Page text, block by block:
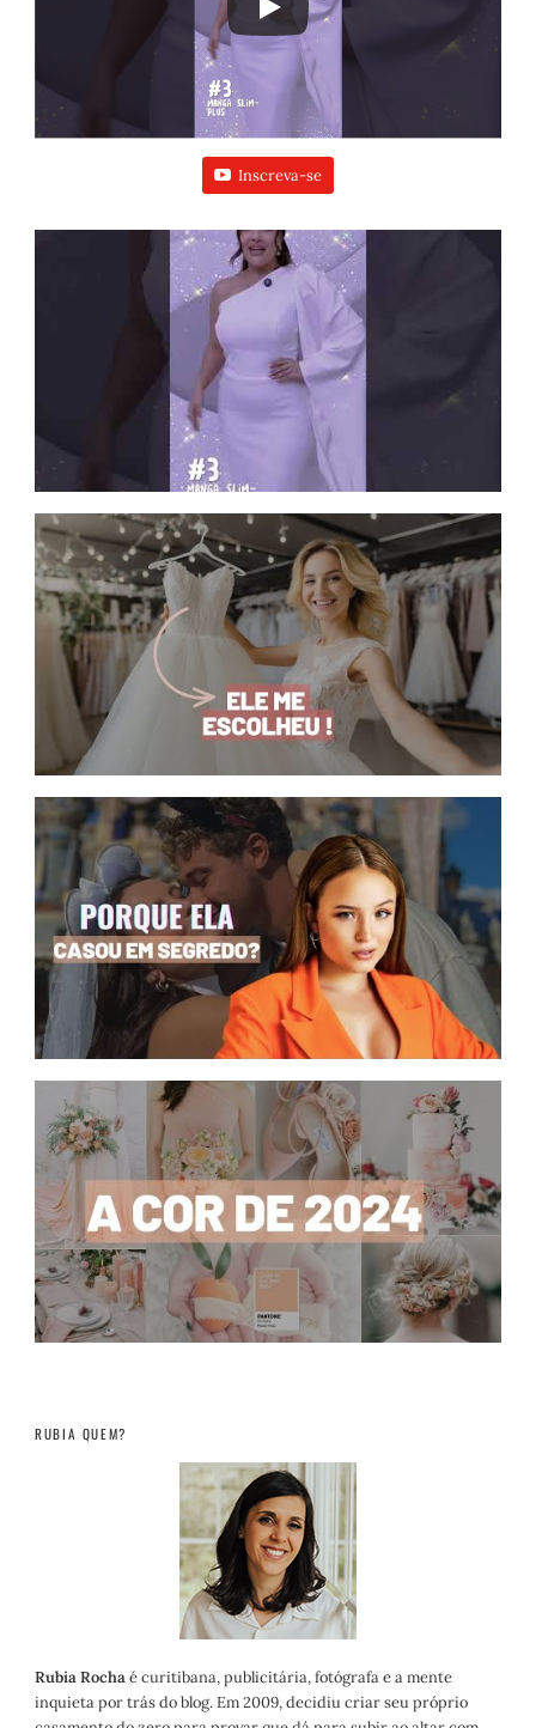
Inscreva-se
RUBIA QUEM?
Rubia Rochaé curitibana, publicitária, fotógrafa e a mente
inquieta por trás do blog. Em 2009, decidiu criar seu próprio